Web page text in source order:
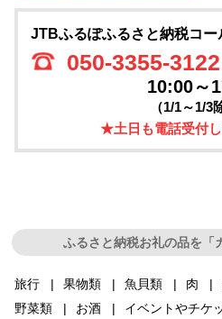
JTBふるぽふるさと納税コー
050-3355-3122
10:00～
（1/1～1/3
★土日も電話受付し
ふるさと納税お礼の品を「
旅行 果物類 魚貝類 肉
野菜類
お酒 イベントやチケ